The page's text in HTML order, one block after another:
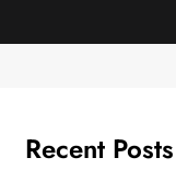
Recent Posts